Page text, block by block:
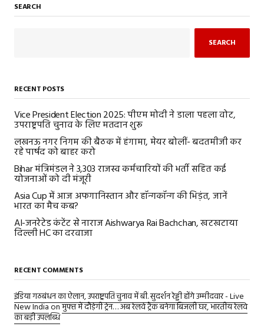
SEARCH
SEARCH
RECENT POSTS
Vice President Election 2025: पीएम मोदी ने डाला पहला वोट,
उपराष्ट्रपति चुनाव के लिए मतदान शुरू
लखनऊ नगर निगम की बैठक में हंगामा, मेयर बोलीं- बदतमीजी कर
रहे पार्षद को बाहर करो
Bihar मंत्रिमंडल ने 3,303 राजस्व कर्मचारियों की भर्ती सहित कई
योजनाओं को दी मंजूरी
Asia Cup में आज अफगानिस्तान और हॉन्गकॉन्ग की भिड़ंत, जानें
भारत का मैच कब?
AI-जनरेटेड कंटेंट से नाराज Aishwarya Rai Bachchan, खटखटाया
दिल्ली HC का दरवाजा
RECENT COMMENTS
इंडिया गठबंधन का ऐलान, उपराष्ट्रपति चुनाव में बी. सुदर्शन रेड्डी होंगे उम्मीदवार - Live
New Indiaonमुफ्त में दौड़ेगी ट्रेन… अब रेलवे ट्रैक बनेगा बिजली घर, भारतीय रेलवे
का बड़ी उपलब्धि